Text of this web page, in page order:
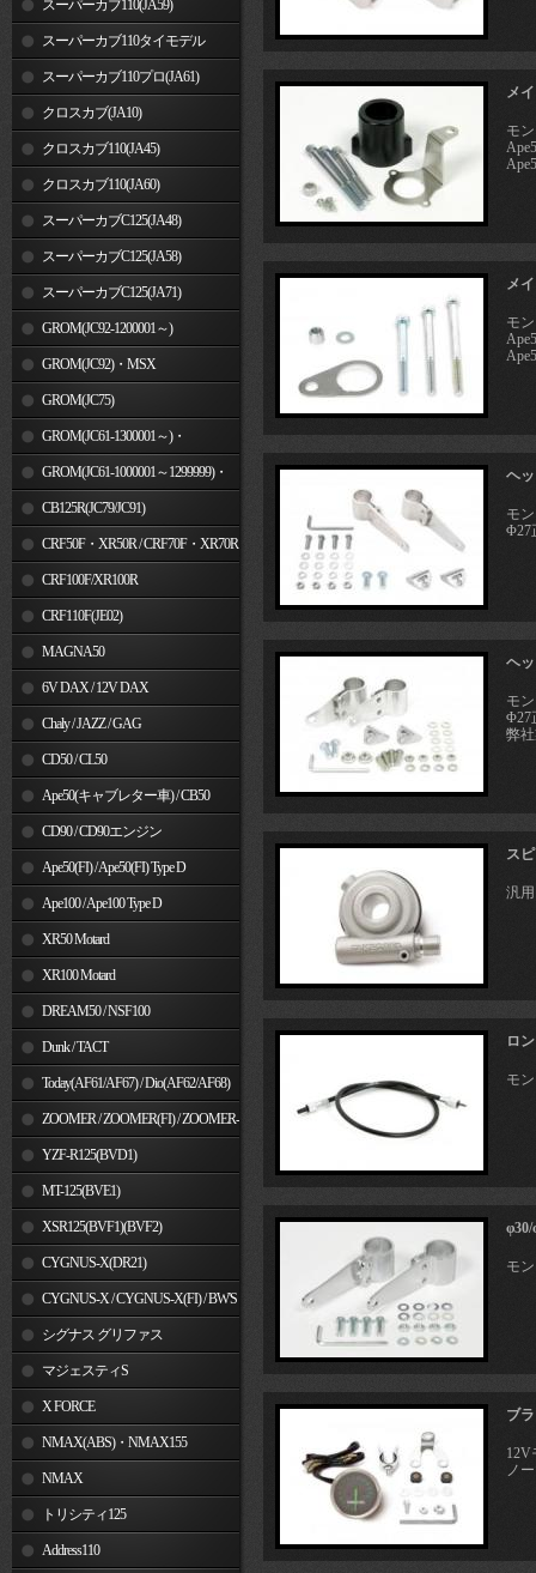
スーパーカブ110(JA59)
スーパーカブ110タイモデル
(MLHJA56)
スーパーカブ110プロ(JA61)
クロスカブ(JA10)
クロスカブ110(JA45)
クロスカブ110(JA60)
スーパーカブC125(JA48)
スーパーカブC125(JA58)
スーパーカブC125(JA71)
GROM(JC92-1200001～)
GROM(JC92)・MSX
GROM(MLHJC92)
GROM(JC75)
GROM(JC61-1300001～)・
MSX125SF
GROM(JC61-1000001～1299999)・
MSX125CB125R(JC79/JC91)
CRF50F・XR50R / CRF70F・XR70R
CRF100F/XR100R
CRF110F(JE02)
MAGNA50
6V DAX / 12V DAX
Chaly / JAZZ / GAG
CD50 / CL50
Ape50(キャブレター車) / CB50
CD90 / CD90エンジン
Ape50(FI) / Ape50(FI) Type D
Ape100 / Ape100 Type D
XR50 Motard
XR100 Motard
DREAM50 / NSF100
Dunk / TACT
Today(AF61/AF67) / Dio(AF62/AF68)
ZOOMER / ZOOMER(FI) / ZOOMER-
YZF-R125(BVD1)
MT-125(BVE1)
XSR125(BVF1)(BVF2)
CYGNUS-X(DR21)
CYGNUS-X / CYGNUS-X(FI) / BW'S
125 シグナス グリファス
マジェスティS
X FORCE
NMAX(ABS)・NMAX155
NMAX
トリシティ125
Address110
メ
モ
メ
モ
ヘ
モ
Φ27
ヘ
モ
Φ27
弊
ス
汎用
ロ
モ
モ
ブ
12V
ノ